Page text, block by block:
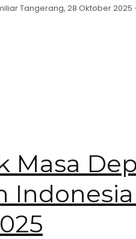
Tangerang, 28 Oktober 2025